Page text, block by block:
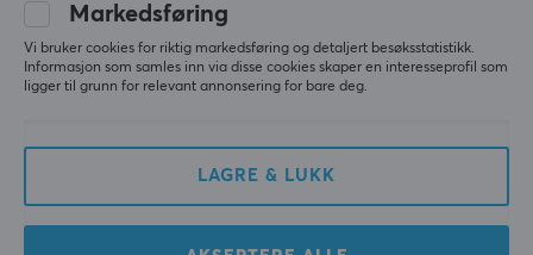
Polling Rate
8000 Hz
Trådløs
støtten som trengs for et aggressivt claw-grep,
mens de flate sidene fortsatt gir god plass til
mikrojusteringer hvis du bytter til fingertip-grep.
klikkene er super skarpe og raske.
Byggekvalitet: Selv med denne ekstreme lave
Markedsføring
Vi bruker cookies for riktig markedsføring og detaljert besøksstatistikk.
Informasjon som samles inn via disse cookies skaper en interesseprofil som
ligger til grunn for relevant annonsering for bare deg.
LAGRE & LUKK